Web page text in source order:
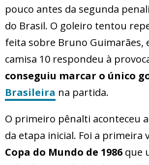
pouco antes da segunda
do Brasil. O goleiro tentou
feita sobre Bruno Guimarães,
camisa 10 respondeu à
conseguiu marcar o único
Brasileira na partida.
O primeiro pênalti aconteceu
da etapa inicial. Foi a primeira
Copa do Mundo de 1986 que